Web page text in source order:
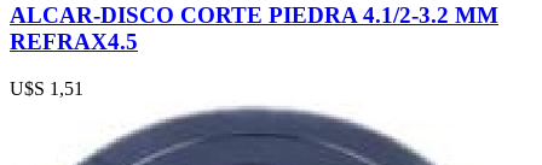
ALCAR-DISCO CORTE PIEDRA 4.1/2-3.2 MM
REFRAX4.5
U$S 1,51